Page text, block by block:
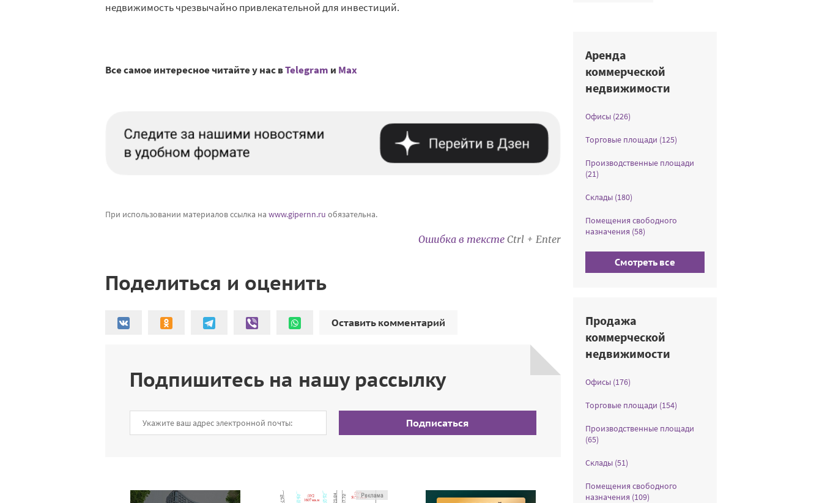
недвижимость чрезвычайно привлекательной для инвестиций.
Все самое интересное читайте у нас вTelegram и Mах
При использовании материалов ссылка на www.gipernn.ru обязательна.
Ошибка в тексте Ctrl + Enter
Поделиться и оценить
Оставить комментарий
Подпишитесь на нашу рассылку
Подписаться
Аренда
коммерческой
недвижимости
Офисы (226)
Торговые площади (125)
Производственные площади
(21)
Склады (180)
Помещения свободного
назначения (58)
Смотреть все
Продажа
коммерческой
недвижимости
Офисы (176)
Торговые площади (154)
Производственные площади
(65)
Склады (51)
Помещения свободного
назначения (109)